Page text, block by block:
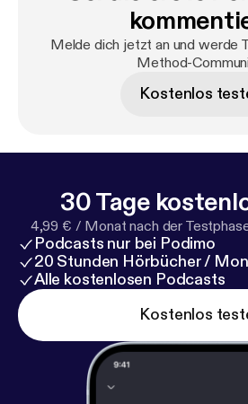
Melde dich jetzt an und werde
Method-
Kostenlos
30 Tage
4,99 € / Monat nach der
Podcasts nur bei Podimo
20 Stunden Hörbücher /
Alle kostenlosen Podcasts
Kostenlos